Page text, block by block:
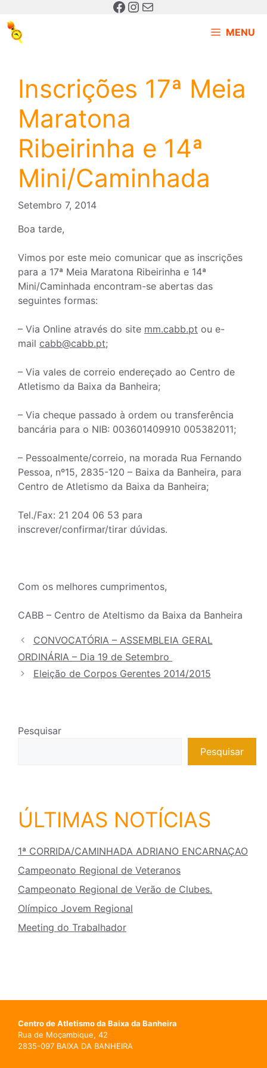
MENU
Inscrições 17ª Meia
Maratona
Ribeirinha e 14ª
Mini/Caminhada
Setembro 7, 2014
Boa tarde,
Vimos por este meio comunicar que as inscrições
para a 17ª Meia Maratona Ribeirinha e 14ª
Mini/Caminhada encontram-se abertas das
seguintes formas:
– Via Online através do site mm.cabb.pt ou e-
mail cabb@cabb.pt;
– Via vales de correio endereçado ao Centro de
Atletismo da Baixa da Banheira;
– Via cheque passado à ordem ou transferência
bancária para o NIB: 003601409910 005382011;
– Pessoalmente/correio, na morada Rua Fernando
Pessoa, nº15, 2835-120 – Baixa da Banheira, para
Centro de Atletismo da Baixa da Banheira;
Tel./Fax: 21 204 06 53 para
inscrever/confirmar/tirar dúvidas.
Com os melhores cumprimentos,
CABB – Centro de Ateltismo da Baixa da Banheira
CONVOCATÓRIA – ASSEMBLEIA GERAL
ORDINÁRIA – Dia 19 de Setembro
Eleição de Corpos Gerentes 2014/2015
Pesquisar
Pesquisar
ÚLTIMAS NOTÍCIAS
1ª CORRIDA/CAMINHADA ADRIANO ENCARNAÇAO
Campeonato Regional de Veteranos
Campeonato Regional de Verão de Clubes.
Olímpico Jovem Regional
Meeting do Trabalhador
Centro de Atletismo da Baixa da Banheira
Rua de Moçambique, 42
2835-097 BAIXA DA BANHEIRA